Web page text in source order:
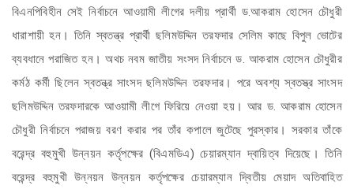
বিএনপিবিহীন সেই নির্বাচনে আওয়ামী লীগের দলীয় প্রার্থী ড.আকরাম হোসেন চৌধুরী
ধারাশায়ী হন। তিনি স্বতন্ত্র প্রার্থী ছলিমউদ্দিন তরফদার সেলিম কাছে বিপুল ভোটের
ব্যবধানে পরাজিত হন। অথচ নবম জাতীয় সংসদ নির্বাচনে ড. আকরাম হোসেন চৌধুরীর
কর্মঠ কর্মী ছিলেন স্বতন্ত্র সাংসদ ছলিমউদ্দিন তরফদার। পরে অবশ্য স্বতস্ত্র সাংসদ
ছলিমউদ্দিন তরফদারকে আওয়ামী লীগে ফিরিয়ে নেওয়া হয়। আর ড. আকরাম হোসেন
চৌধুরী নির্বাচনে পরাজয় বরণ করার পর তাঁর কপালে জুটেছে পুরস্কার। সরকার তাঁকে
বরেন্দ্র বহুমুখী উন্নয়ন কর্তৃপক্ষের (বিএমডিএ) চেয়ারম্যান দ্বায়িত্ব দিয়েছে। তিনি
বরেন্দ্র বহুমুখী উন্নয়ন উন্নয়ন কর্তৃপক্ষের চেয়ারম্যান দ্বিতীয় মেয়াদ অতিবাহিত